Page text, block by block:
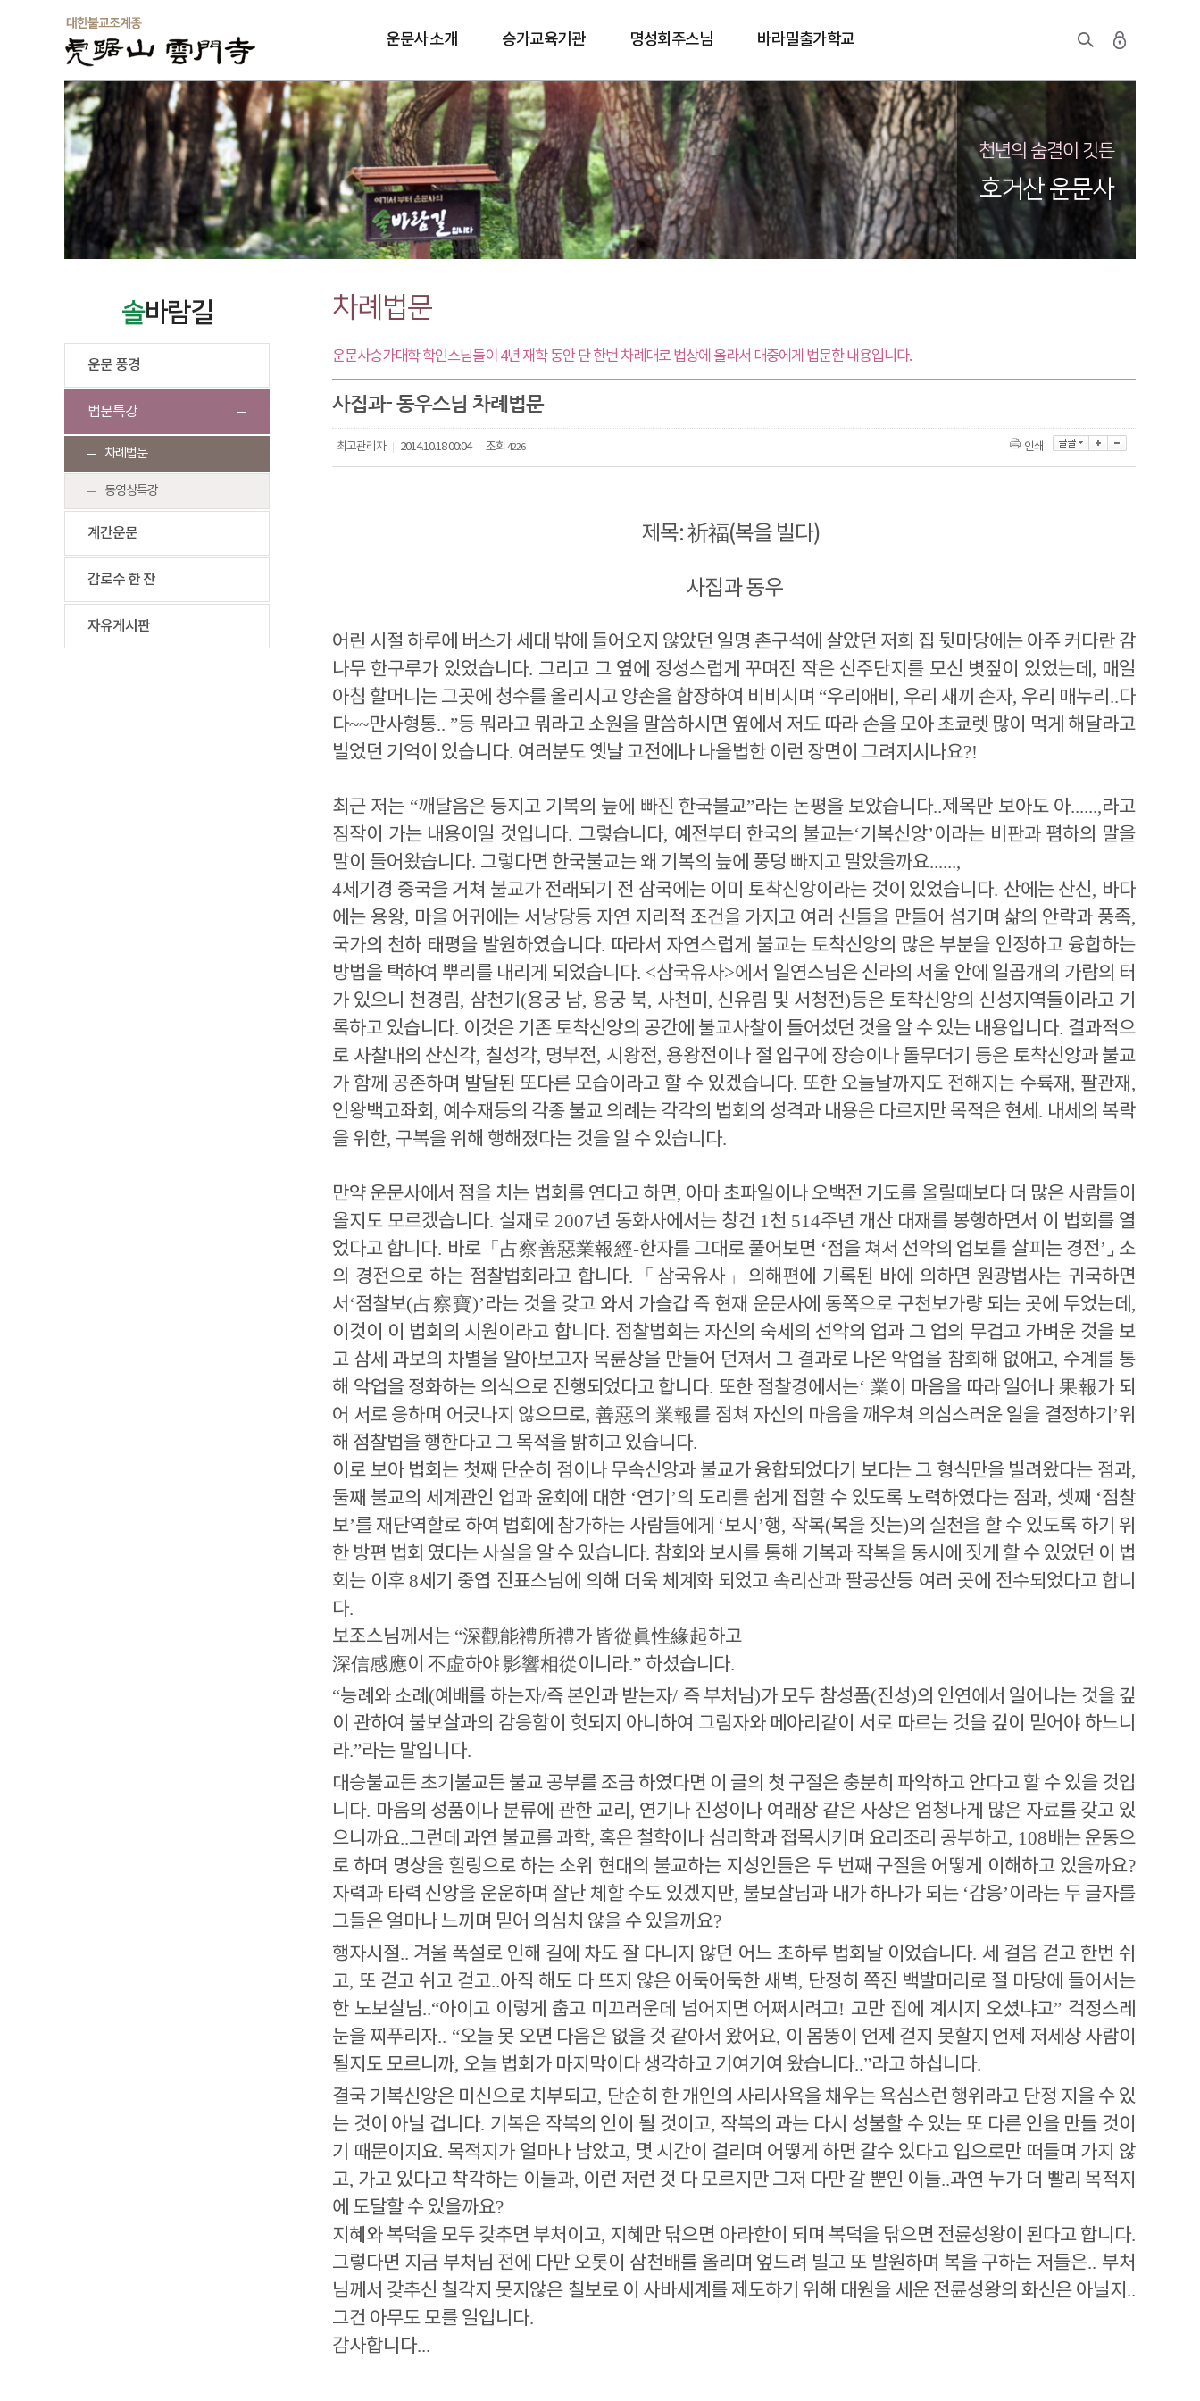
운문사 소개 승가교육기관 명성회주스님 바라밀출가학교
솔바람길
천년의 숨결이 깃든
호거산 운문사
솔바람길
운문 풍경
법문특강
차례법문
동영상특강
계간운문
감로수 한 잔
자유게시판
차례법문
운문사승가대학 학인스님들이 4년 재학 동안 단 한번 차례대로 법상에 올라서 대중에게 법문한 내용입니다.
사집과- 동우스님 차례법문
최고관리자 2014.10.18 00:04 조회 4226 인쇄
제목: 祈福(복을 빌다)
사집과 동우
어린 시절 하루에 버스가 세대 밖에 들어오지 않았던 일명 촌구석에 살았던 저희 집 뒷마당에는 아주 커다란 감
나무 한구루가 있었습니다. 그리고 그 옆에 정성스럽게 꾸며진 작은 신주단지를 모신 볏짚이 있었는데 , 매일
아침 할머니는 그곳에 청수를 올리시고 양손을 합장하여 비비시며 “우리애비 , 우리 새끼 손자, 우리 매누리 ..다
다~~만사형통.. ”등 뭐라고 뭐라고 소원을 말씀하시면 옆에서 저도 따라 손을 모아 초쿄렛 많이 먹게 해달라고
빌었던 기억이 있습니다. 여러분도 옛날 고전에나 나올법한 이런 장면이 그려지시나요?!
최근 저는 “깨달음은 등지고 기복의 늪에 빠진 한국불교”라는 논평을 보았습니다..제목만 보아도 아......,라고
짐작이 가는 내용이일 것입니다. 그렇습니다, 예전부터 한국의 불교는‘기복신앙’이라는 비판과 폄하의 말을
말이 들어왔습니다. 그렇다면 한국불교는 왜 기복의 늪에 풍덩 빠지고 말았을까요......,
4세기경 중국을 거쳐 불교가 전래되기 전 삼국에는 이미 토착신앙이라는 것이 있었습니다. 산에는 산신, 바다
에는 용왕, 마을 어귀에는 서낭당등 자연 지리적 조건을 가지고 여러 신들을 만들어 섬기며 삶의 안락과 풍족,
국가의 천하 태평을 발원하였습니다. 따라서 자연스럽게 불교는 토착신앙의 많은 부분을 인정하고 융합하는
방법을 택하여 뿌리를 내리게 되었습니다. <삼국유사>에서 일연스님은 신라의 서울 안에 일곱개의 가람의 터
가 있으니 천경림, 삼천기 (용궁 남, 용궁 북, 사천미 , 신유림 및 서청전)등은 토착신앙의 신성지역들이라고 기
록하고 있습니다. 이것은 기존 토착신앙의 공간에 불교사찰이 들어섰던 것을 알 수 있는 내용입니다. 결과적으
로 사찰내의 산신각, 칠성각, 명부전, 시왕전, 용왕전이나 절 입구에 장승이나 돌무더기 등은 토착신앙과 불교
가 함께 공존하며 발달된 또다른 모습이라고 할 수 있겠습니다. 또한 오늘날까지도 전해지는 수륙재, 팔관재,
인왕백고좌회 , 예수재등의 각종 불교 의례는 각각의 법회의 성격과 내용은 다르지만 목적은 현세 . 내세의 복락
을 위한, 구복을 위해 행해졌다는 것을 알 수 있습니다.
만약 운문사에서 점을 치는 법회를 연다고 하면, 아마 초파일이나 오백전 기도를 올릴때보다 더 많은 사람들이
올지도 모르겠습니다. 실재로 2007년 동화사에서는 창건 1천 514주년 개산 대재를 봉행하면서 이 법회를 열
었다고 합니다. 바로「 占察善惡業報經-한자를 그대로 풀어보면 ‘점을 쳐서 선악의 업보를 살피는 경전’⌟ 소
의 경전으로 하는 점찰법회라고 합니다. 「 삼국유사」 의해편에 기록된 바에 의하면 원광법사는 귀국하면
서 ‘점찰보(占察寶)’라는 것을 갖고 와서 가슬갑 즉 현재 운문사에 동쪽으로 구천보가량 되는 곳에 두었는데 ,
이것이 이 법회의 시원이라고 합니다. 점찰법회는 자신의 숙세의 선악의 업과 그 업의 무겁고 가벼운 것을 보
고 삼세 과보의 차별을 알아보고자 목륜상을 만들어 던져서 그 결과로 나온 악업을 참회해 없애고, 수계를 통
해 악업을 정화하는 의식으로 진행되었다고 합니다. 또한 점찰경에서는‘ 業이 마음을 따라 일어나 果報가 되
어 서로 응하며 어긋나지 않으므로, 善惡의 業報를 점쳐 자신의 마음을 깨우쳐 의심스러운 일을 결정하기 ’위
해 점찰법을 행한다고 그 목적을 밝히고 있습니다.
이로 보아 법회는 첫째 단순히 점이나 무속신앙과 불교가 융합되었다기 보다는 그 형식만을 빌려왔다는 점과,
둘째 불교의 세계관인 업과 윤회에 대한 ‘연기 ’의 도리를 쉽게 접할 수 있도록 노력하였다는 점과, 셋째 ‘점찰
보’를 재단역할로 하여 법회에 참가하는 사람들에게 ‘보시 ’행, 작복(복을 짓는)의 실천을 할 수 있도록 하기 위
한 방편 법회 였다는 사실을 알 수 있습니다. 참회와 보시를 통해 기복과 작복을 동시에 짓게 할 수 있었던 이 법
회는 이후8세기 중엽 진표스님에 의해 더욱 체계화 되었고 속리산과 팔공산등 여러 곳에 전수되었다고 합니
다.
보조스님께서는 “深觀能禮所禮가 皆從眞性緣起하고
深信感應이 不虛하야影響相從이니라.” 하셨습니다.
“능례와 소례 (예배를 하는자/즉 본인과 받는자/ 즉 부처님)가 모두 참성품(진성)의 인연에서 일어나는 것을 깊
이 관하여 불보살과의 감응함이 헛되지 아니하여 그림자와 메아리같이 서로 따르는 것을 깊이 믿어야 하느니
라.”라는 말입니다.
대승불교든 초기불교든 불교 공부를 조금 하였다면 이 글의 첫 구절은 충분히 파악하고 안다고 할 수 있을 것입
니다. 마음의 성품이나 분류에 관한 교리 , 연기나 진성이나 여래장 같은 사상은 엄청나게 많은 자료를 갖고 있
으니까요..그런데 과연 불교를 과학, 혹은 철학이나 심리학과 접목시키며 요리조리 공부하고, 108배는 운동으
로 하며 명상을 힐링으로 하는 소위 현대의 불교하는 지성인들은 두 번째 구절을 어떻게 이해하고 있을까요?
자력과 타력 신앙을 운운하며 잘난 체할 수도 있겠지만, 불보살님과 내가 하나가 되는 ‘감응’이라는 두 글자를
그들은 얼마나 느끼며 믿어 의심치 않을 수 있을까요?
행자시절.. 겨울 폭설로 인해 길에 차도 잘 다니지 않던 어느 초하루 법회날 이었습니다. 세 걸음 걷고 한번 쉬
고, 또 걷고 쉬고 걷고..아직 해도 다 뜨지 않은 어둑어둑한 새벽, 단정히 쪽진 백발머리로 절 마당에 들어서는
한 노보살님..“아이고 이렇게 춥고 미끄러운데 넘어지면 어쩌시려고! 고만 집에 계시지 오셨냐고” 걱정스레
눈을 찌푸리자.. “오늘 못 오면 다음은 없을 것 같아서 왔어요, 이 몸뚱이 언제 걷지 못할지 언제 저세상 사람이
될지도 모르니까, 오늘 법회가 마지막이다 생각하고 기여기여 왔습니다..”라고 하십니다.
결국 기복신앙은 미신으로 치부되고, 단순히 한 개인의 사리사욕을 채우는 욕심스런 행위라고 단정 지을 수 있
는 것이 아닐 겁니다. 기복은 작복의 인이 될 것이고, 작복의 과는 다시 성불할 수 있는 또 다른 인을 만들 것이
기 때문이지요. 목적지가 얼마나 남았고, 몇 시간이 걸리며 어떻게 하면 갈수 있다고 입으로만 떠들며 가지 않
고, 가고 있다고 착각하는 이들과, 이런 저런 것 다 모르지만 그저 다만 갈 뿐인 이들..과연 누가 더 빨리 목적지
에 도달할 수 있을까요?
지혜와 복덕을 모두 갖추면 부처이고, 지혜만 닦으면 아라한이 되며 복덕을 닦으면 전륜성왕이 된다고 합니다.
그렇다면 지금 부처님 전에 다만 오롯이 삼천배를 올리며 엎드려 빌고 또 발원하며 복을 구하는 저들은.. 부처
님께서 갖추신 칠각지 못지않은 칠보로 이 사바세계를 제도하기 위해 대원을 세운 전륜성왕의 화신은 아닐지 ..
그건 아무도 모를 일입니다.
감사합니다...